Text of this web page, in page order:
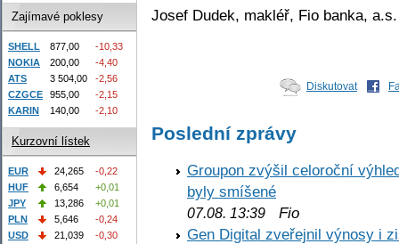
Josef Dudek, makléř, Fio banka, a.s.
Diskutovat
Poslední zprávy
Groupon zvýšil celoroční
byly smíšené
07.08. 13:39 Fio
Gen Digital zveřejnil výnosy i
Zajímavé poklesy
SHELL 877,00
-10,33
NOKIA
200,00
-4,40
ATS
3 504,00
-2,56
CZGCE
955,00
-2,15
KARIN
140,00 -2,10
Kurzovní lístek
EUR 24,265
-0,22
HUF
6,654
+0,01
JPY
13,286
+0,01
PLN
5,646
-0,24
USD
21,039 -0,30